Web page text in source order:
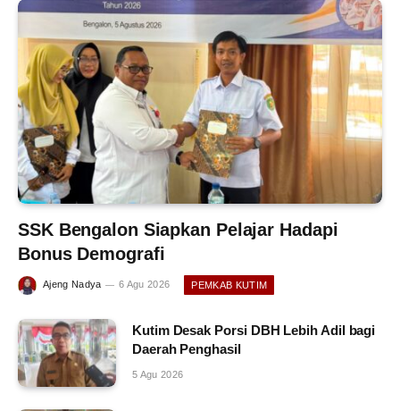
SSK Bengalon Siapkan Pelajar Hadapi
Bonus Demografi
Ajeng Nadya 6 Agu 2026 PEMKAB KUTIM
Kutim Desak Porsi DBH Lebih Adil bagi
Daerah Penghasil
5 Agu 2026